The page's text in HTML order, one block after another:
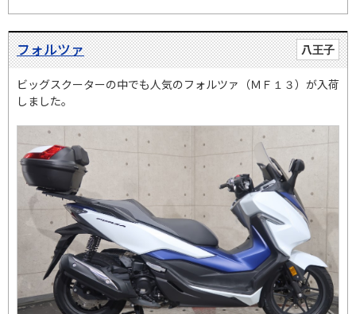
八王子
フォルツァ
ビッグスクーターの中でも人気のフォルツァ（ＭＦ１３）が入荷
しました。